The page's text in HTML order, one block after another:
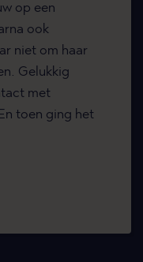
op een
ook
niet om haar
Gelukkig
met
toen ging het